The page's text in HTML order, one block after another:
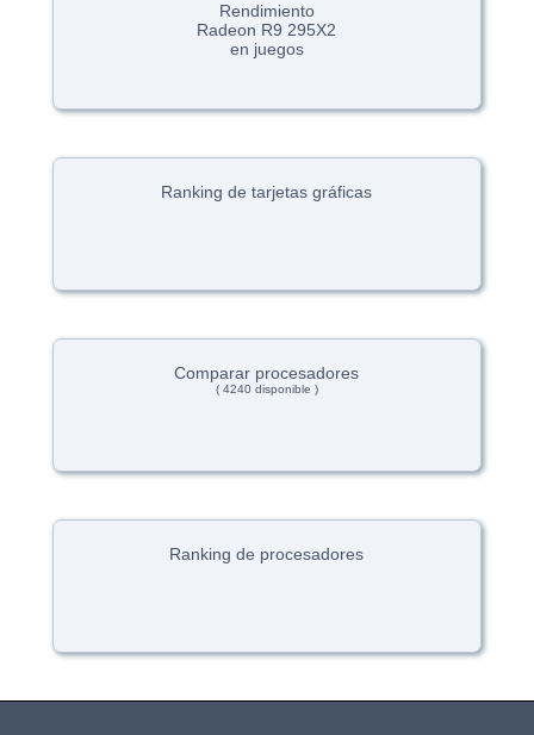
Rendimiento
Radeon R9 295X2
en juegos
Ranking de tarjetas gráficas
Comparar procesadores
( 4240 disponible )
Ranking de procesadores